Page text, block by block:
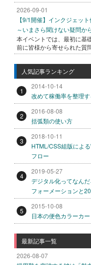
2026-09-01
【9/1開催】インクジェッ
～いまさら聞けない疑問か
本イベントでは、最初に基
前に皆様から寄せられた質
人気記事ランキング
1
2014-10-14
改めて稼働率を整理す
2
2016-08-08
括弧類の使い方
3
2018-10-11
HTML/CSS組版によ
フロー
4
2019-05-27
デジタル化ってなん
フォーメーションと
5
2015-10-08
日本の便色カラーカ
最新記事一覧
2026-08-07